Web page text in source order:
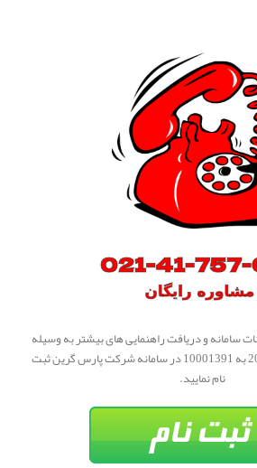
سامانه و دریافت راهنمایی های بیشتر به وسیله
لینک زیر یا ارسال عدد 2000 به 10001391 در سامانه شرکت پارس گرین ثبت
نام نمایید.